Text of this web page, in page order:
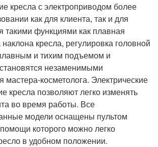
кресла с электроприводом более
как для клиента, так и для
такими функциями как плавная
наклона кресла, регулировка головной
и тихим подъемом и
незаменимыми
косметолога. Электрические
кресла позволяют легко изменять
во время работы. Все
модели оснащены пультом
которого можно легко
в удобном положении.